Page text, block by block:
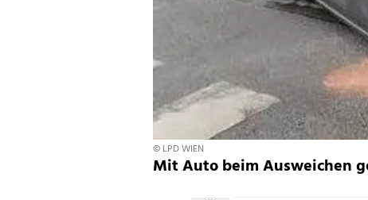
© LPD WIEN
Mit Auto beim Ausweichen